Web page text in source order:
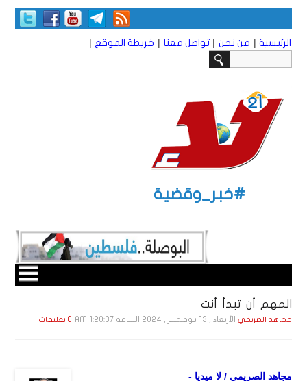
الرئيسية | من نحن | تواصل معنا | خريطة الموقع |
#خبر_وقضية
المهم أن تبدأ أنت
مجاهد الصريمي الأربعاء , 13 نـوفـمـبـر , 2024 الساعة 1:20:37 AM 0 تعليقات
مجاهد الصريمي / لا ميديا -